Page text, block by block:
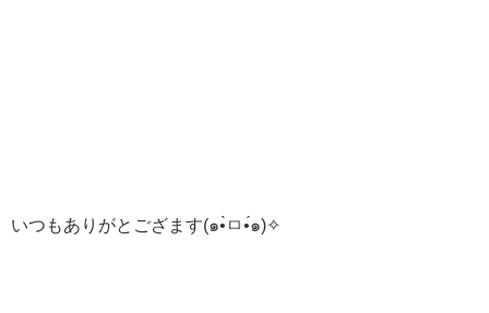
いつもありがとござます(๑•̀ㅁ•́๑)✧